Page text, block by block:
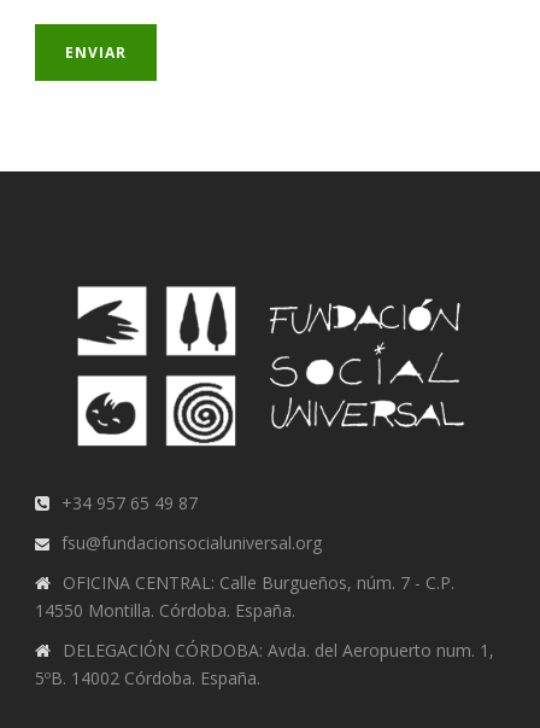
+34 957 65 49 87
fsu@fundacionsocialuniversal.org
OFICINA CENTRAL: Calle Burgueños, núm. 7 - C.P.
14550 Montilla. Córdoba. España.
DELEGACIÓN CÓRDOBA: Avda. del Aeropuerto num. 1,
5ºB. 14002 Córdoba. España.